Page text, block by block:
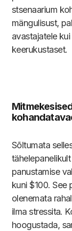
stsenaarium
mängulisust,
avastajatele
keerukustaset.
Sõltumata
panustamise
kuni $100. See
olenemata
ilma stressita.
hoogustada,